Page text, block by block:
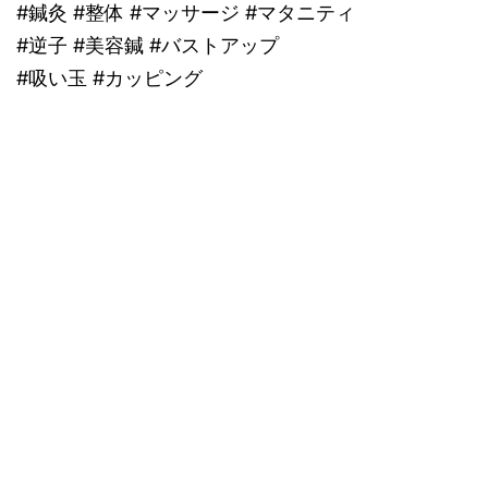
#鍼灸 #整体 #マッサージ #マタニティ
#逆子 #美容鍼 #バストアップ
#吸い玉 #カッピング